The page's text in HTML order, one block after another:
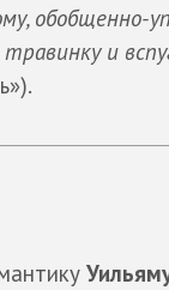
обобщенно-
и